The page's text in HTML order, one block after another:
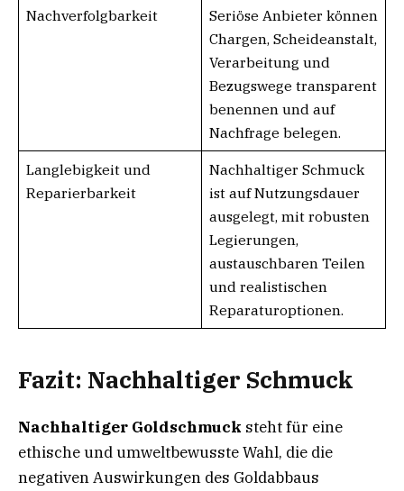
Nachverfolgbarkeit
Seriöse Anbieter können
Chargen, Scheideanstalt,
Verarbeitung und
Bezugswege transparent
benennen und auf
Nachfrage belegen.
Langlebigkeit und
Reparierbarkeit
Nachhaltiger Schmuck
ist auf Nutzungsdauer
ausgelegt, mit robusten
Legierungen,
austauschbaren Teilen
und realistischen
Reparaturoptionen.
Fazit: Nachhaltiger Schmuck
Nachhaltiger Goldschmuck steht für eine
ethische und umweltbewusste Wahl, die die
negativen Auswirkungen des Goldabbaus